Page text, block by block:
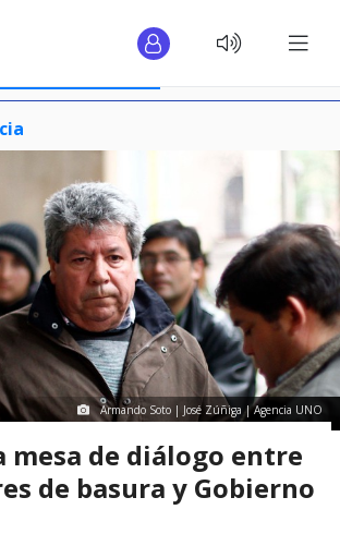
Armando Soto | José Zúñiga | Agencia UNO
mesa de diálogo entre
de basura y Gobierno